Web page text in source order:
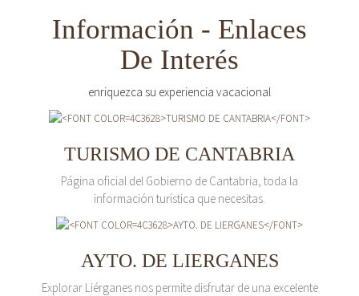
Información - Enlaces
De Interés
enriquezca su experiencia vacacional
TURISMO DE CANTABRIA
Página oficial del Gobierno de Cantabria, toda la
información turística que necesitas.
AYTO. DE LIERGANES
Explorar Liérganes nos permite disfrutar de una excelente